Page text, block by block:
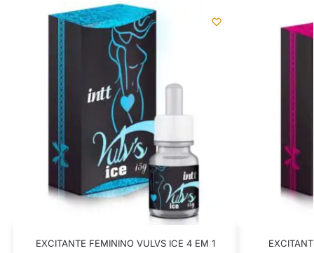
EXCITANTE FEMININO VULVS ICE 4 EM 1